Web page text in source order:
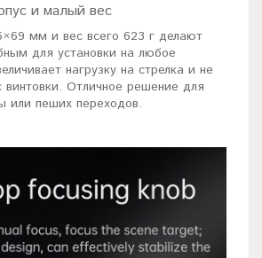
и малый вес
мм и вес всего 623 г делают
для установки на любое
нагрузку на стрелка и не
винтовки. Отличное решение для
или пеших переходов.